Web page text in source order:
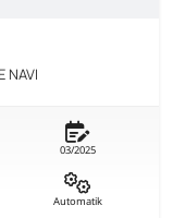
NAVI
03/2025
Automatik